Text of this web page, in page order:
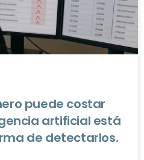
puede costar
artificial está
de detectarlos.